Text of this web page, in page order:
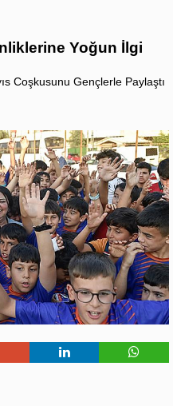
Yoğun İlgi
Coşkusunu Gençlerle Paylaştı